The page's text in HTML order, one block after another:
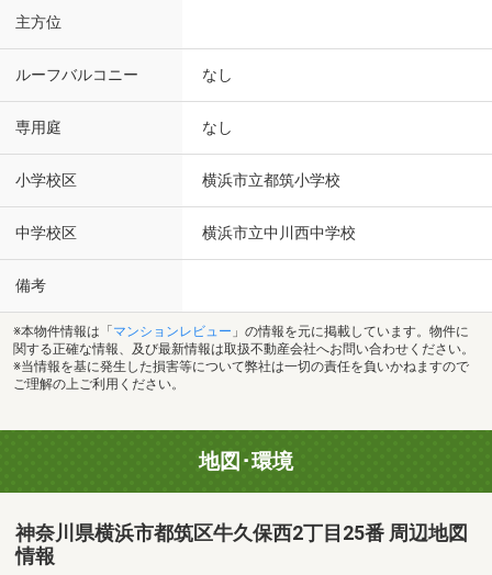
主方位
ルーフバルコニー なし
専用庭 なし
小学校区 横浜市立都筑小学校
中学校区 横浜市立中川西中学校
備考
※本物件情報は「 マンションレビュー 」の情報を元に掲載しています。物件に
関する正確な情報、及び最新情報は取扱不動産会社へお問い合わせください。
※当情報を基に発生した損害等について弊社は一切の責任を負いかねますので
ご理解の上ご利用ください。
地図･環境
神奈川県横浜市都筑区牛久保西2丁目25番 周辺地図
情報